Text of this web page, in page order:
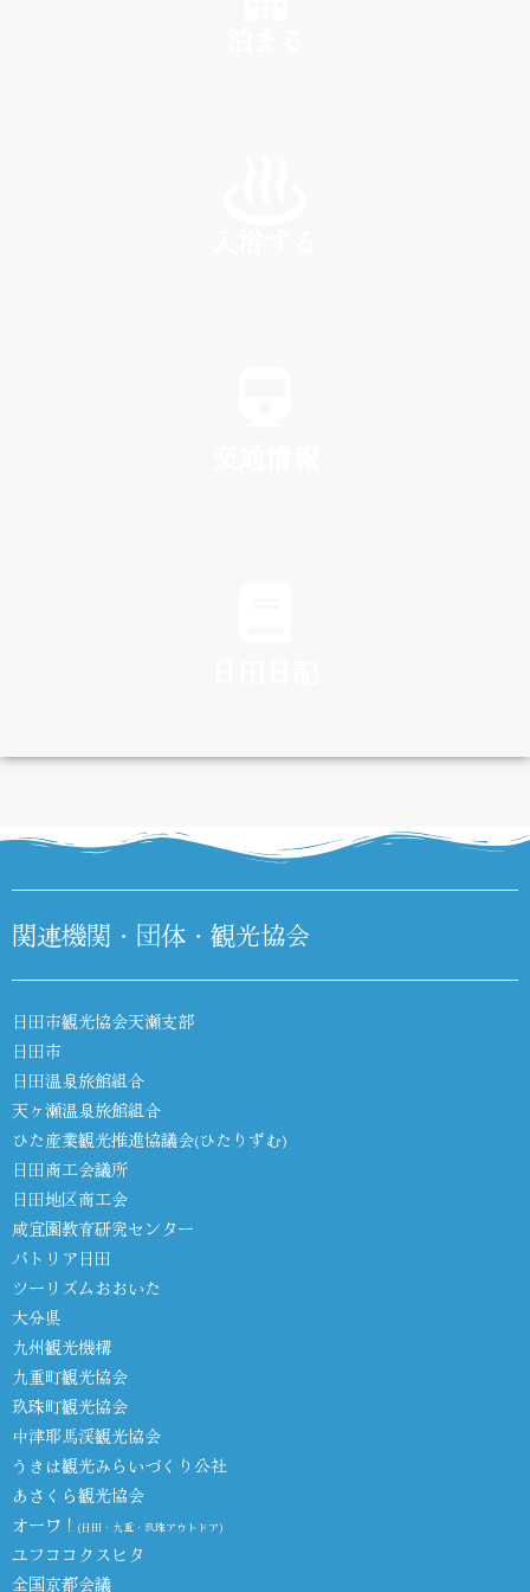
DIARY
関連機関・団体・観光協会
日田市観光協会天瀬支部
日田市
日田温泉旅館組合
天ヶ瀬温泉旅館組合
ひた産業観光推進協議会(ひたりずむ)
日田商工会議所
日田地区商工会
咸宜園教育研究センター
パトリア日田
ツーリズムおおいた
大分県
九州観光機構
九重町観光協会
玖珠町観光協会
中津耶馬渓観光協会
うきは観光みらいづくり公社
あさくら観光協会
オーワ！ (日田・九重・玖珠アウトドア)
ユフココクスヒタ
全国京都会議